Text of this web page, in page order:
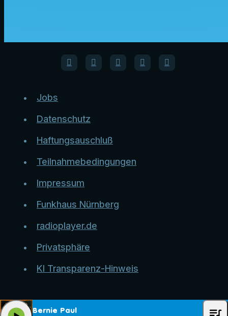
Jobs
Datenschutz
Haftungsauschluß
Teilnahmebedingungen
Impressum
Funkhaus Nürnberg
radioplayer.de
Privatsphäre
KI Transparenz-Hinweis
Bernie Paul